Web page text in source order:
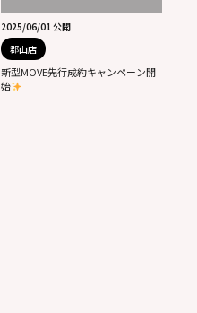
2025/06/01 公開
郡山店
新型MOVE先行成約キャンペーン開
始